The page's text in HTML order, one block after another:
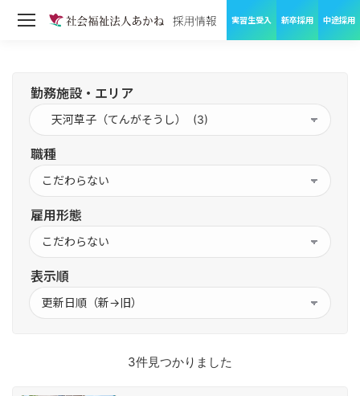
実習生受入 新卒採用 中途採用
勤務施設・エリア
職種
雇用形態
表示順
3件見つかりました